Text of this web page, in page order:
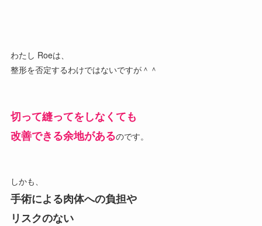
わたし Roeは、
整形を否定するわけではないですが＾＾
切って縫ってをしなくても
改善できる余地があるのです。
しかも、
手術による肉体への負担や
リスクのない